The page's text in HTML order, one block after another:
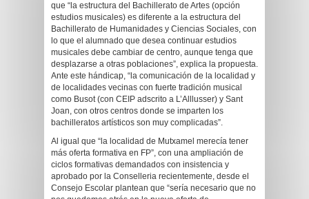
que “la estructura del Bachillerato de Artes (opción
estudios musicales) es diferente a la estructura del
Bachillerato de Humanidades y Ciencias Sociales, con
lo que el alumnado que desea continuar estudios
musicales debe cambiar de centro, aunque tenga que
desplazarse a otras poblaciones”, explica la propuesta.
Ante este hándicap, “la comunicación de la localidad y
de localidades vecinas con fuerte tradición musical
como Busot (con CEIP adscrito a L’Alllusser) y Sant
Joan, con otros centros donde se imparten los
bachilleratos artísticos son muy complicadas”.
Al igual que “la localidad de Mutxamel merecía tener
más oferta formativa en FP”, con una ampliación de
ciclos formativas demandados con insistencia y
aprobado por la Conselleria recientemente, desde el
Consejo Escolar plantean que “sería necesario que no